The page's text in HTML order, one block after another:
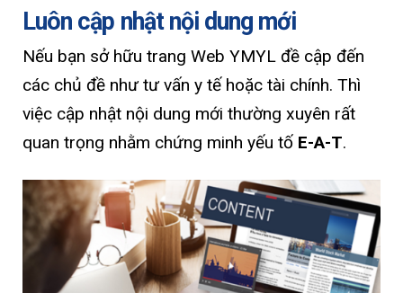
Luôn cập nhật nội dung mới
Nếu bạn sở hữu trang Web YMYL đề cập đến
các chủ đề như tư vấn y tế hoặc tài chính. Thì
việc cập nhật nội dung mới thường xuyên rất
quan trọng nhằm chứng minh yếu tố E-A-T.